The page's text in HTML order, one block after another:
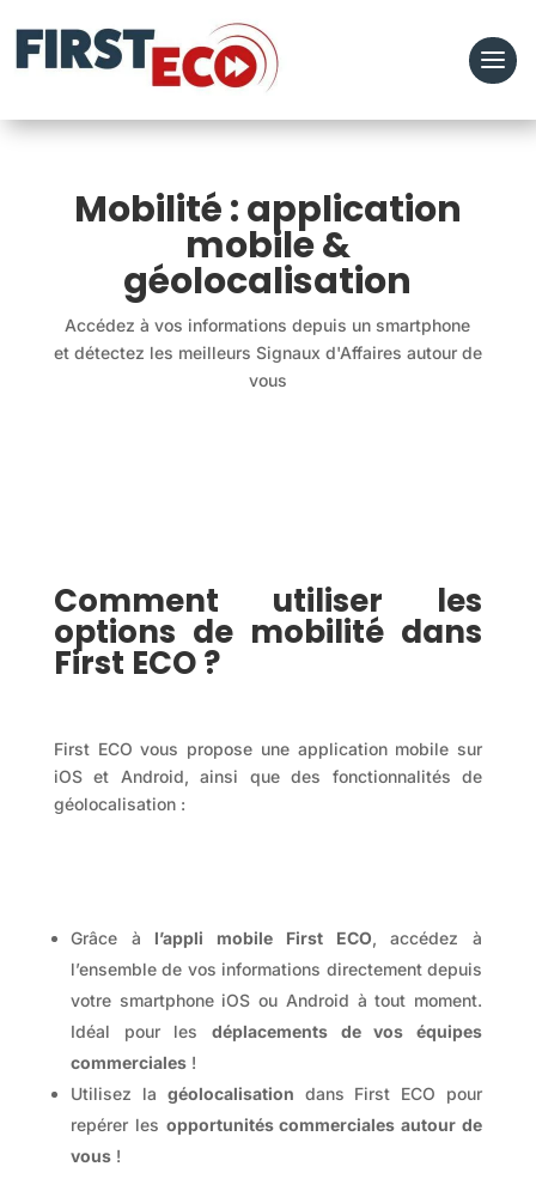
Mobilité : application
mobile &
géolocalisation
Accédez à vos informations depuis un smartphone
et détectez les meilleurs Signaux d'Affaires autour de
vous
Comment utiliser les
options de mobilité dans
First ECO ?
First ECO vous propose une application mobile sur
iOS et Android, ainsi que des fonctionnalités de
géolocalisation :
Grâce à l’appli mobile First ECO, accédez à
l’ensemble de vos informations directement depuis
votre smartphone iOS ou Android à tout moment.
Idéal pour les
déplacements de vos équipes
commerciales !
Utilisez la géolocalisation dans First ECO pour
repérer les opportunités commerciales autour de
vous !